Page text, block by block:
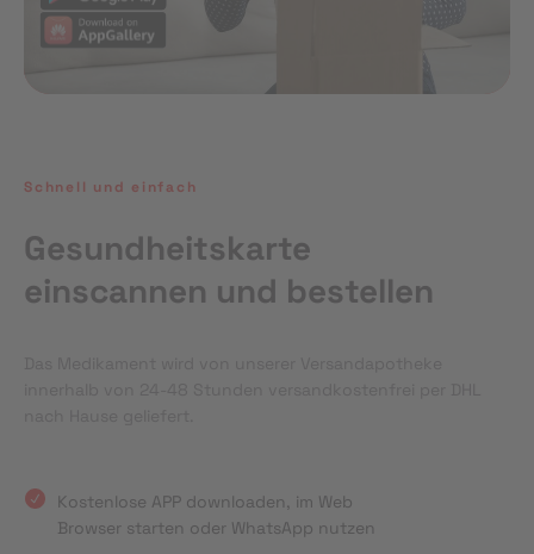
Schnell und einfach
Gesundheitskarte
einscannen und bestellen
Kostenlose APP downloaden, im Web
Browser starten oder WhatsApp nutzen